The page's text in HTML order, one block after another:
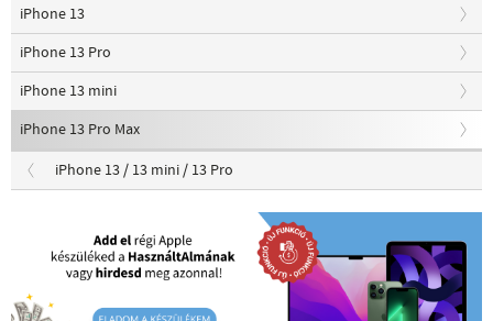
iPhone 13
iPhone 13 Pro
iPhone 13 mini
iPhone 13 Pro Max
iPhone 13 / 13 mini / 13 Pro